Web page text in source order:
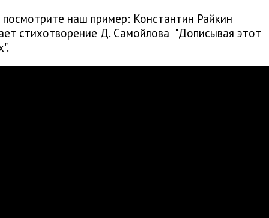
наш пример: Константин Райкин
стихотворение Д. Самойлова "Дописывая этот